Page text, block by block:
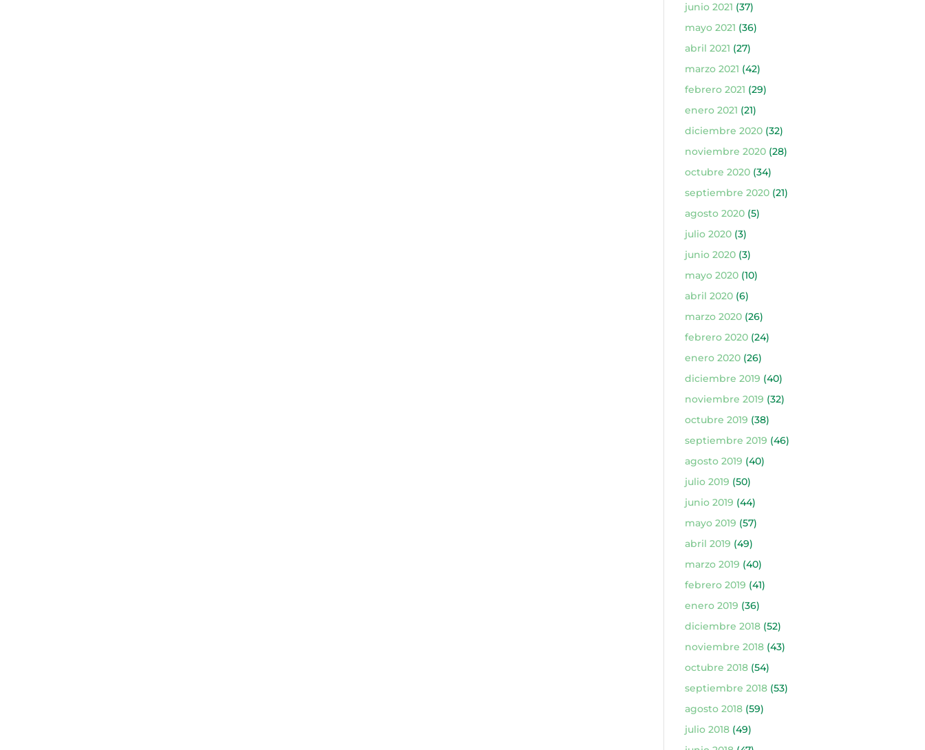
junio 2021 (37)
mayo 2021 (36)
abril 2021 (27)
marzo 2021 (42)
febrero 2021 (29)
enero 2021 (21)
diciembre 2020(32)
noviembre 2020(28)
octubre 2020(34)
septiembre 2020(21)
agosto 2020(5)
julio 2020(3)
junio 2020(3)
mayo 2020(10)
abril 2020(6)
marzo 2020(26)
febrero 2020(24)
enero 2020(26)
diciembre 2019 (40)
noviembre 2019 (32)
octubre 2019 (38)
septiembre 2019 (46)
agosto 2019 (40)
julio 2019 (50)
junio 2019 (44)
mayo 2019 (57)
abril 2019 (49)
marzo 2019 (40)
febrero 2019 (41)
enero 2019 (36)
diciembre 2018(52)
noviembre 2018(43)
octubre 2018(54)
septiembre 2018(53)
agosto 2018(59)
julio 2018(49)